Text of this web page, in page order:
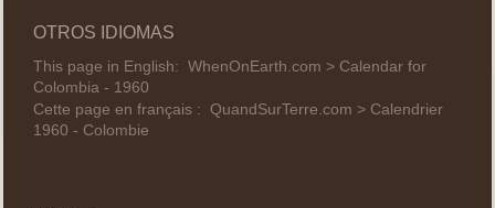
OTROS IDIOMAS
This page in English: WhenOnEarth.com > Calendar for
Colombia - 1960
Cette page en français : QuandSurTerre.com > Calendrier
1960 - Colombie